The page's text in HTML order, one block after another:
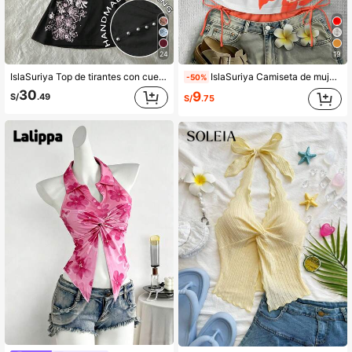
24
IslaSuriya Top de tirantes con cuello halter y lazo, estampado floral con cuentas hechas a mano y estampado de lámina de tinta blanca para mujer
S/30.49
19
-50% IslaSuriya Camiseta de mujer con estampado rosa 2 en 1, estilo sexy Y2K, adecuada para ocasiones como islas, playas, vacaciones, festivales de música y fiestas.
S/9.75